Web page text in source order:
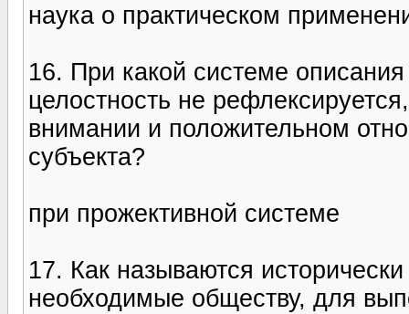
наука о практическом
16. При какой системе описания
целостность не
внимании и положительном
субъекта?
при прожективной системе
17. Как называются
необходимые обществу, для